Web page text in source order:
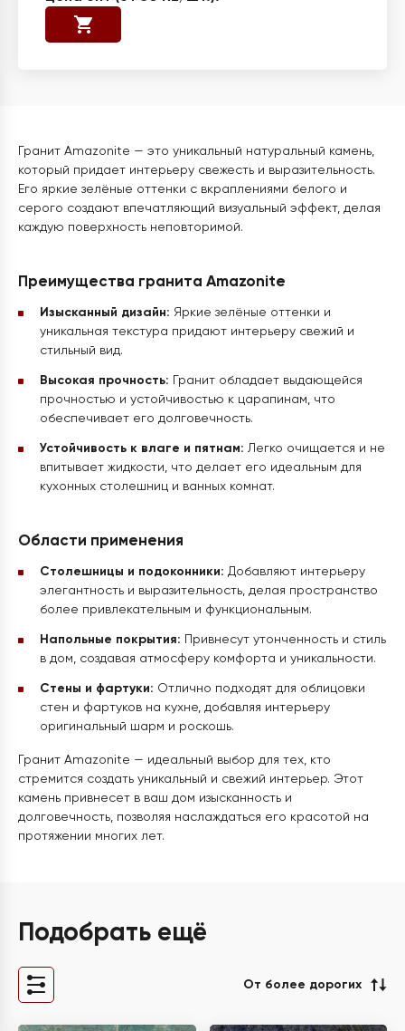
Гранит Amazonite — это уникальный натуральный камень,
который придает интерьеру свежесть и выразительность.
Его яркие зелёные оттенки с вкраплениями белого и
серого создают впечатляющий визуальный эффект, делая
каждую поверхность неповторимой.
Преимущества гранита Amazonite
Изысканный дизайн: Яркие зелёные оттенки и
уникальная текстура придают интерьеру свежий и
стильный вид.
Высокая прочность: Гранит обладает выдающейся
прочностью и устойчивостью к царапинам, что
обеспечивает его долговечность.
Устойчивость к влаге и пятнам: Легко очищается и не
впитывает жидкости, что делает его идеальным для
кухонных столешниц и ванных комнат.
Области применения
Столешницы и подоконники: Добавляют интерьеру
элегантность и выразительность, делая пространство
более привлекательным и функциональным.
Напольные покрытия: Привнесут утонченность и стиль
в дом, создавая атмосферу комфорта и уникальности.
Стены и фартуки: Отлично подходят для облицовки
стен и фартуков на кухне, добавляя интерьеру
оригинальный шарм и роскошь.
Гранит Amazonite — идеальный выбор для тех, кто
стремится создать уникальный и свежий интерьер. Этот
камень привнесет в ваш дом изысканность и
долговечность, позволяя наслаждаться его красотой на
протяжении многих лет.
Подобрать ещё
От более дорогих